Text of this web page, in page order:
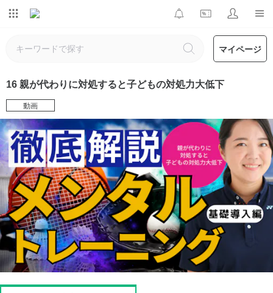
マイページ
16 親が代わりに対処すると子どもの対処力大低下
動画